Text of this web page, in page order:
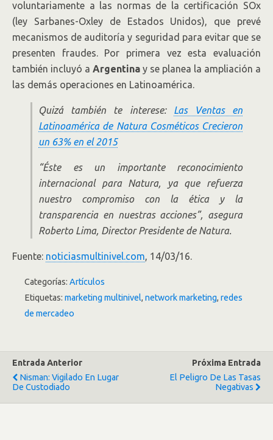
voluntariamente a las normas de la certificación SOx
(ley Sarbanes-Oxley de Estados Unidos), que prevé
mecanismos de auditoría y seguridad para evitar que se
presenten fraudes. Por primera vez esta evaluación
también incluyó a Argentina y se planea la ampliación a
las demás operaciones en Latinoamérica.
Quizá también te interese: Las Ventas en
Latinoamérica de Natura Cosméticos Crecieron
un 63% en el 2015
“Éste es un importante reconocimiento
internacional para Natura, ya que refuerza
nuestro compromiso con la ética y la
transparencia en nuestras acciones”, asegura
Roberto Lima, Director Presidente de Natura.
Fuente: noticiasmultinivel.com, 14/03/16.
Categorías: Artículos
Etiquetas: marketing multinivel, network marketing, redes
de mercadeo
Entrada Anterior
Nisman: Vigilado En Lugar
De Custodiado
Próxima Entrada
El Peligro De Las Tasas
Negativas